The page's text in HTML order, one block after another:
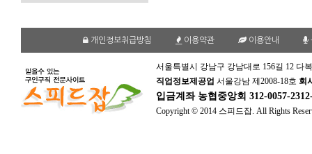
개인정보취급방침 이용약관 이용안내
서울특별시 강남구 강남대로 156길 12 다
직업정보제공업 서울강남 제2008-18호 회
입금계좌 농협중앙회 312-0057-
Copyright © 2014 스피드잡. All Rights